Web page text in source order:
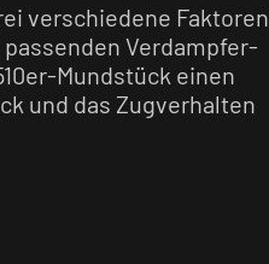
verschiedene Faktoren
Verdampfer-
Mundstück einen
und das Zugverhalten
ermöglicht.